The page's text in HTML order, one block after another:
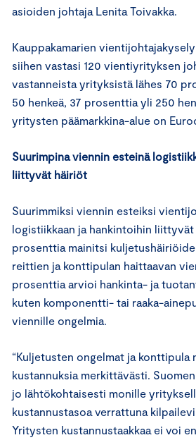
asioiden johtaja Lenita Toivakka.
Kauppakamarien
siihen vastasi 120 vientiyrityksen
vastanneista yrityksistä lähes 70
50 henkeä, 37 prosenttia yli 250
yritysten päämarkkina-alue on
Suurimpina viennin esteinä
liittyvät häiriöt
Suurimmiksi viennin esteiksi
logistiikkaan ja hankintoihin
prosenttia mainitsi
reittien ja konttipulan haittaavan
prosenttia arvioi hankinta- ja
kuten komponentti- tai raaka-
viennille ongelmia.
“Kuljetusten ongelmat ja
kustannuksia merkittävästi.
jo lähtökohtaisesti monille
kustannustasoa verrattuna
Yritysten kustannustaakkaa ei voi